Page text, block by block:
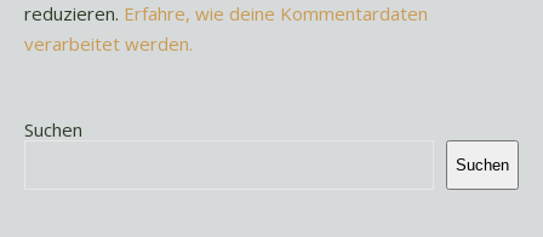
reduzieren. Erfahre, wie deine Kommentardaten
verarbeitet werden.
Suchen
Suchen